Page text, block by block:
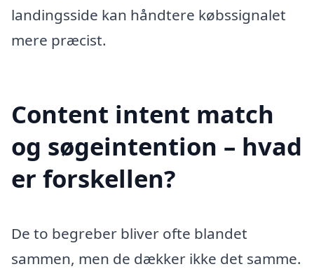
landingsside kan håndtere købssignalet
mere præcist.
Content intent match
og søgeintention – hvad
er forskellen?
De to begreber bliver ofte blandet
sammen, men de dækker ikke det samme.